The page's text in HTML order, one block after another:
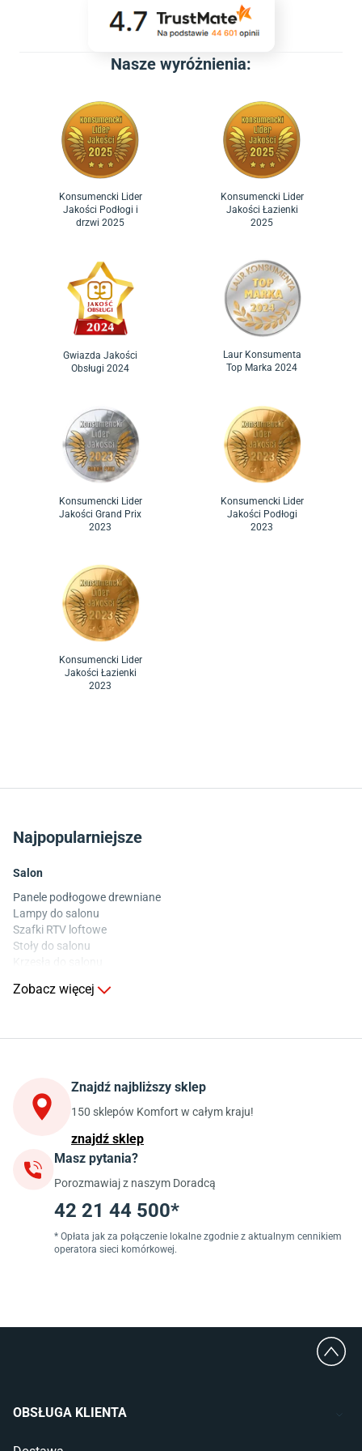
Nasze wyróżnienia:
Konsumencki Lider
Jakości Podłogi i
drzwi 2025
Konsumencki Lider
Jakości Łazienki
2025
Gwiazda Jakości
Obsługi 2024
Laur Konsumenta
Top Marka 2024
Konsumencki Lider
Jakości Grand Prix
2023
Konsumencki Lider
Jakości Podłogi
2023
Konsumencki Lider
Jakości Łazienki
2023
Najpopularniejsze
Salon
Panele podłogowe drewniane
Lampy do salonu
Szafki RTV loftowe
Stoły do salonu
Stoły do kuchni
Szafki kuchenne wiszące (górne)
Szafki pod zlewozmywak
Blaty kuchenne laminowane
Jadalnia
Stoły do jadalni
Krzesła do jadalni
Dywany szare
Lampy w stylu loftowym
Lampy wiszące do jadalni
Wanny Cersanit
Zobacz więcej
Znajdź najbliższy sklep
150 sklepów Komfort w całym kraju!
znajdź sklep
Masz pytania?
Porozmawiaj z naszym Doradcą
42 21 44 500*
* Opłata jak za połączenie lokalne zgodnie z aktualnym cennikiem
operatora sieci komórkowej.
OBSŁUGA KLIENTA